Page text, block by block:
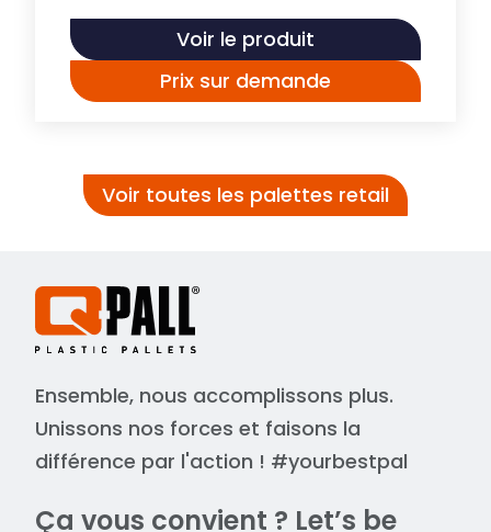
Voir le produit
Prix sur demande
Voir toutes les palettes retail
Ensemble, nous accomplissons plus.
Unissons nos forces et faisons la
différence par l'action ! #yourbestpal
Ça vous convient ? Let’s be